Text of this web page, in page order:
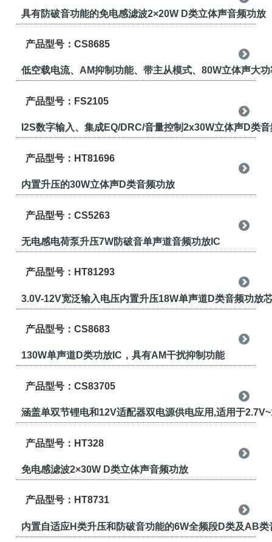
具有防破音功能的免电感滤波2×20W D类立体声音频功放
产品型号：CS8685
低空载电流、AM抑制功能、带主从模式、80W立体声大
产品型号：FS2105
I2S数字输入、集成EQ/DRC/音量控制2x30W立体声D类
产品型号：HT81696
内置升压的30W立体声D类音频功放
产品型号：CS5263
无电感电荷泵升压7W防破音单声道音频功放IC
产品型号：HT81293
3.0V-12V宽泛输入电压内置升压18W单声道D类音频功放
产品型号：CS8683
130W单声道D类功放IC，具有AM干扰抑制功能
产品型号：CS83705
涵盖单双节锂电和12V适配器双电源供电应用,适用于
产品型号：HT328
免电感滤波2×30W D类立体声音频功放
产品型号：HT8731
内置自适应H类升压和防破音功能的6W全频段D类及AB类